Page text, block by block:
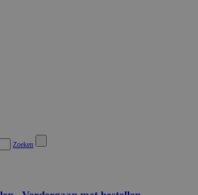
Zoeken